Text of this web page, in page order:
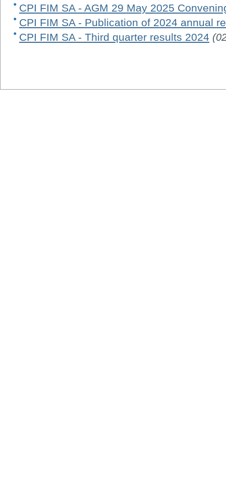
CPI FIM SA - AGM 29 May 2025
CPI FIM SA - Publication of 2024 annual
CPI FIM SA - Third quarter results 2024